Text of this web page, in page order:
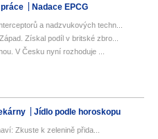
Nadace EPCG
a nadzvukových techn...
Získal podíl v britské zbro...
V Česku nyní rozhoduje ...
Jídlo podle horoskopu
Zkuste k zelenině přida...